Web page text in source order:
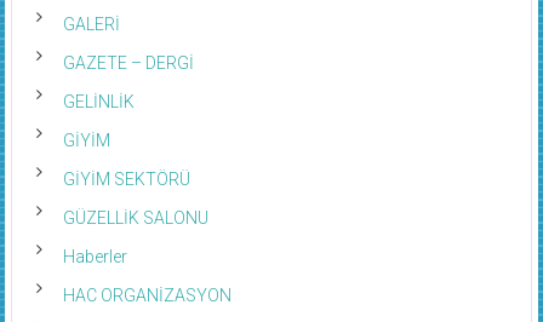
GALERİ
GAZETE – DERGİ
GELİNLİK
GİYİM
GİYİM SEKTÖRÜ
GÜZELLİK SALONU
Haberler
HAC ORGANİZASYON